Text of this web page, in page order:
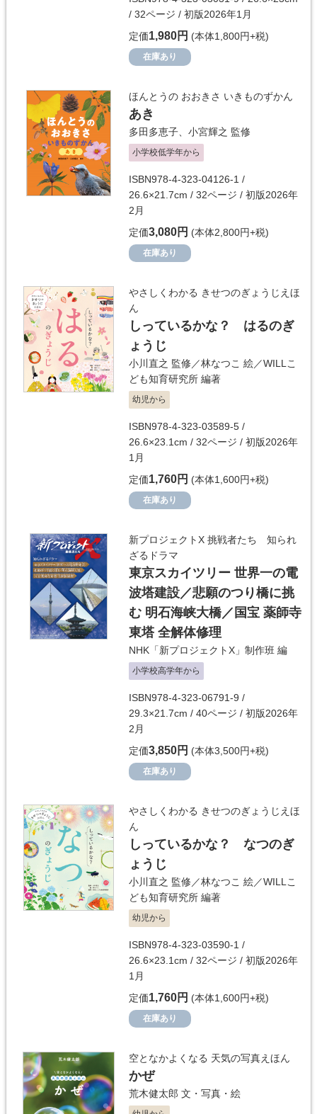
/ 32ページ / 初版2026年1月
定価1,980円 (本体1,800円+税)
在庫あり
ほんとうの おおきさ いきものずかん
あき
多田多恵子、 小宮輝之 監修
小学校低学年から
ISBN978-4-323-04126-1 /
26.6×21.7cm / 32ページ / 初版2026年
2月
定価3,080円 (本体2,800円+税)
在庫あり
やさしくわかる きせつのぎょうじえほ
ん
しっているかな？ はるのぎ
ょうじ
小川直之 監修／林なつこ 絵／WILLこ
ども知育研究所 編著
幼児から
ISBN978-4-323-03589-5 /
26.6×23.1cm / 32ページ / 初版2026年
1月
定価1,760円 (本体1,600円+税)
在庫あり
新プロジェクトX 挑戦者たち 知られ
ざるドラマ
東京スカイツリー 世界一の電
波塔建設／悲願のつり橋に挑
む 明石海峡大橋／国宝 薬師寺
東塔 全解体修理
NHK「新プロジェクトX」制作班 編
小学校高学年から
ISBN978-4-323-06791-9 /
29.3×21.7cm / 40ページ / 初版2026年
2月
定価3,850円 (本体3,500円+税)
在庫あり
やさしくわかる きせつのぎょうじえほ
ん
しっているかな？ なつのぎ
ょうじ
小川直之 監修／林なつこ 絵／WILLこ
ども知育研究所 編著
幼児から
ISBN978-4-323-03590-1 /
26.6×23.1cm / 32ページ / 初版2026年
1月
定価1,760円 (本体1,600円+税)
在庫あり
空となかよくなる 天気の写真えほん
かぜ
荒木健太郎 文・写真・絵